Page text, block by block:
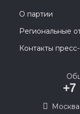
О партии
Региональные
Контакты
+7